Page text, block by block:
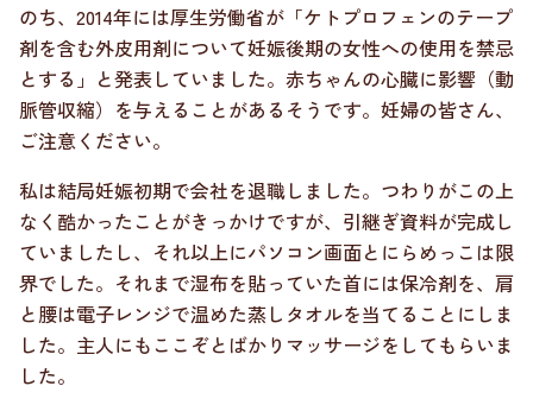
のち、2014年には厚生労働省が「ケトプロフェンのテープ
剤を含む外皮用剤について妊娠後期の女性への使用を禁忌
とする」と発表していました。赤ちゃんの心臓に影響（動
脈管収縮）を与えることがあるそうです。妊婦の皆さん、
ご注意ください。
私は結局妊娠初期で会社を退職しました。つわりがこの上
なく酷かったことがきっかけですが、引継ぎ資料が完成し
ていましたし、それ以上にパソコン画面とにらめっこは限
界でした。それまで湿布を貼っていた首には保冷剤を、肩
と腰は電子レンジで温めた蒸しタオルを当てることにしま
した。主人にもここぞとばかりマッサージをしてもらいま
した。